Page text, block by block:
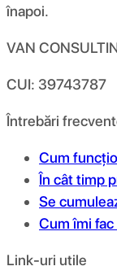
înapoi.
VAN
CUI: 39743787
Întrebări
Cum
În cât timp
Se
Cum îmi
Link-uri utile